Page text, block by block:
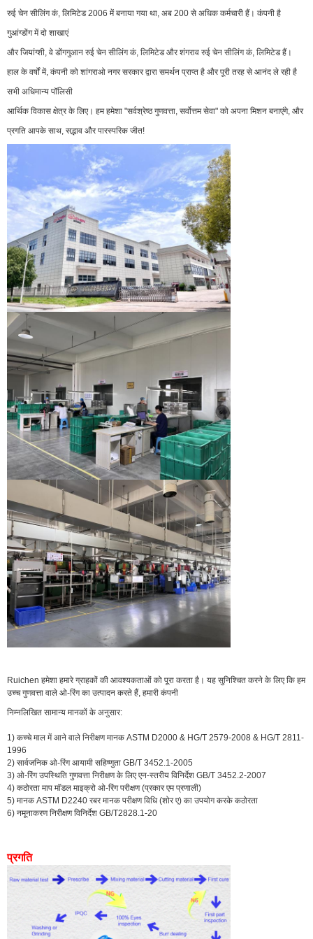
रुई चेन सीलिंग कं, लिमिटेड 2006 में बनाया गया था, अब 200 से अधिक कर्मचारी हैं। कंपनी है
गुआंग्डोंग में दो शाखाएं
और जियांग्शी, वे डोंगगुआन रुई चेन सीलिंग कं, लिमिटेड और शंगराव रुई चेन सीलिंग कं, लिमिटेड हैं।
हाल के वर्षों में, कंपनी को शांगराओ नगर सरकार द्वारा समर्थन प्राप्त है और पूरी तरह से आनंद ले रही है
सभी अधिमान्य पॉलिसी
आर्थिक विकास क्षेत्र के लिए। हम हमेशा "सर्वश्रेष्ठ गुणवत्ता, सर्वोत्तम सेवा" को अपना मिशन बनाएंगे, और
प्रगति आपके साथ, सद्भाव और पारस्परिक जीत!
Ruichen हमेशा हमारे ग्राहकों की आवश्यकताओं को पूरा करता है। यह सुनिश्चित करने के लिए कि हम
उच्च गुणवत्ता वाले ओ-रिंग का उत्पादन करते हैं, हमारी कंपनी
निम्नलिखित सामान्य मानकों के अनुसार:
1) कच्चे माल में आने वाले निरीक्षण मानक ASTM D2000 & HG/T 2579-2008 & HG/T 2811-
1996
2) सार्वजनिक ओ-रिंग आयामी सहिष्णुता GB/T 3452.1-2005
3) ओ-रिंग उपस्थिति गुणवत्ता निरीक्षण के लिए एन-स्तरीय विनिर्देश GB/T 3452.2-2007
4) कठोरता माप मॉडल माइक्रो ओ-रिंग परीक्षण (प्रकार एम प्रणाली)
5) मानक ASTM D2240 रबर मानक परीक्षण विधि (शोर ए) का उपयोग करके कठोरता
6) नमूनाकरण निरीक्षण विनिर्देश GB/T2828.1-20
प्रगति